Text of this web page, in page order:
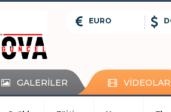
EURO
GALERİLER VİDEOLAR